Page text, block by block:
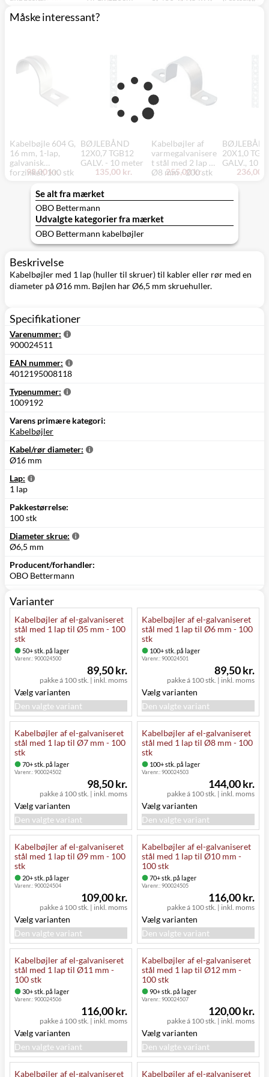
vandtæt
Måske interessant?
Kabelbøjle 604 G,
16 mm, 1-lap,
galvanisk
forzinket, 100 stk
Betterman
98,00 kr.
BØJLEBÅND
12X0,7 TGB12
GALV. - 10 meter
135,00 kr.
Kabelbøjler af
varmegalvanisere
t stål med 2 lap til
Ø8 mm - 200 stk
255,00 kr.
20X1,0
GALV., 10
236,00
Se alt fra mærket
OBO Bettermann
Udvalgte kategorier fra mærket
OBO Bettermann kabelbøjler
Beskrivelse
Kabelbøjler med 1 lap (huller til skruer) til kabler eller rør med en
diameter på Ø16 mm. Bøjlen har Ø6,5 mm skruehuller.
Specifikationer
Varenummer:
900024511
EAN nummer:
4012195008118
Typenummer:
1009192
Varens primære kategori:
Kabelbøjler
Kabel/rør diameter:
Ø16 mm
Lap:
1 lap
Pakkestørrelse:
100 stk
Diameter skrue:
Ø6,5 mm
Producent/forhandler:
OBO Bettermann
Varianter
Kabelbøjler af el-galvaniseret
stål med 1 lap til Ø5 mm - 100
stk
50+ stk. på lager
Varenr.:900024500
pakke á 100 stk. | inkl. moms
89,50 kr.
Vælg varianten
Den valgte variant
Kabelbøjler af el-galvaniseret
stål med 1 lap til Ø6 mm - 100
stk
100+ stk. på lager
Varenr.:900024501
pakke á 100 stk. | inkl. moms
89,50 kr.
Vælg varianten
Den valgte variant
Kabelbøjler af el-galvaniseret
stål med 1 lap til Ø7 mm - 100
stk
70+ stk. på lager
Varenr.:900024502
pakke á 100 stk. | inkl. moms
98,50 kr.
Vælg varianten
Den valgte variant
Kabelbøjler af el-galvaniseret
stål med 1 lap til Ø8 mm - 100
stk
100+ stk. på lager
Varenr.:900024503
pakke á 100 stk. | inkl. moms
144,00 kr.
Vælg varianten
Den valgte variant
Kabelbøjler af el-galvaniseret
stål med 1 lap til Ø9 mm - 100
stk
20+ stk. på lager
Varenr.:900024504
pakke á 100 stk. | inkl. moms
109,00 kr.
Vælg varianten
Den valgte variant
Kabelbøjler af el-galvaniseret
stål med 1 lap til Ø10 mm -
100 stk
70+ stk. på lager
Varenr.:900024505
pakke á 100 stk. | inkl. moms
116,00 kr.
Vælg varianten
Den valgte variant
Kabelbøjler af el-galvaniseret
stål med 1 lap til Ø11 mm -
100 stk
30+ stk. på lager
Varenr.:900024506
pakke á 100 stk. | inkl. moms
116,00 kr.
Vælg varianten
Den valgte variant
Kabelbøjler af el-galvaniseret
stål med 1 lap til Ø12 mm -
100 stk
90+ stk. på lager
Varenr.:900024507
pakke á 100 stk. | inkl. moms
120,00 kr.
Vælg varianten
Den valgte variant
Kabelbøjler af el-galvaniseret Kabelbøjler af el-galvaniseret